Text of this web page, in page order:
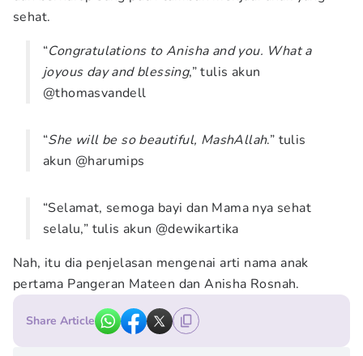
sehat.
“Congratulations to Anisha and you. What a
joyous day and blessing,” tulis akun
@thomasvandell
“She will be so beautiful, MashAllah.” tulis
akun @harumips
“Selamat, semoga bayi dan Mama nya sehat
selalu,” tulis akun @dewikartika
Nah, itu dia penjelasan mengenai arti nama anak
pertama Pangeran Mateen dan Anisha Rosnah.
Share Article